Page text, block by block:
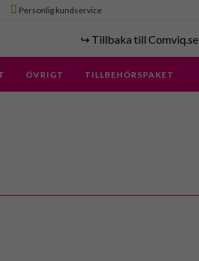
Personlig kundservice
↪️ Tillbaka till Comviq.se
ÖVRIGT TILLBEHÖRSPAKET